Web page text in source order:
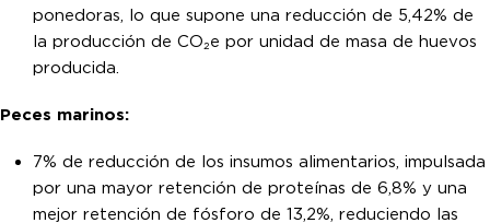
ponedoras, lo que supone una reducción de 5,42% de
la producción de CO₂e por unidad de masa de huevos
producida.
Peces marinos:
7% de reducción de los insumos alimentarios, impulsada
por una mayor retención de proteínas de 6,8% y una
mejor retención de fósforo de 13,2%, reduciendo las